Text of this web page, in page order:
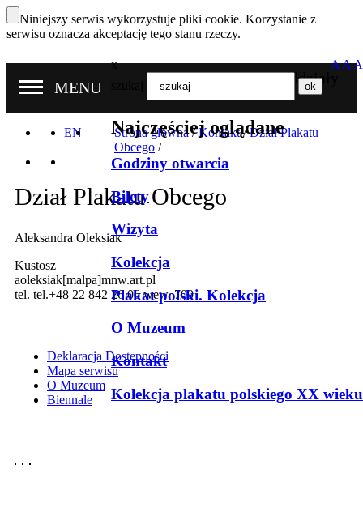
Niniejszy serwis wykorzystuje pliki cookie. Korzystanie z
serwisu oznacza akceptację tego stanu rzeczy.
Nasze oddziały
MENU
x
Najczęściej oglądane
Godziny otwarcia
Bilety
Wizyta
Kolekcja
Plakat polski. Kolekcja
O Muzeum
Kontakt
Kolekcja plakatu polskiego XX wieku
AAA
EN Strona główna/ Kontakt/Dział Plakatu
Obcego /
Dział Plakatu Obcego
Aleksandra Oleksiak
Kustosz
aoleksiak[malpa]mnw.art.pl
tel. tel.+48 22 842 26 06 wew. 709
Deklaracja Dostępności
Mapa serwisu
O Muzeum
Biennale